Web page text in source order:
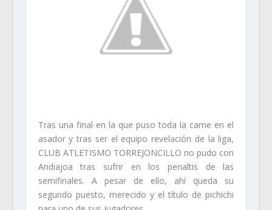
Tras una final en la que puso toda la carne en el
asador y tras ser el equipo revelación de la liga,
CLUB ATLETISMO TORREJONCILLO no pudo con
Andiajoa tras sufrir en los penaltis de las
semifinales. A pesar de ello, ahí queda su
segundo puesto, merecido y el título de pichichi